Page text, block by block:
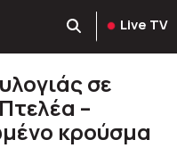
Live TV
σε
–
κρούσμα